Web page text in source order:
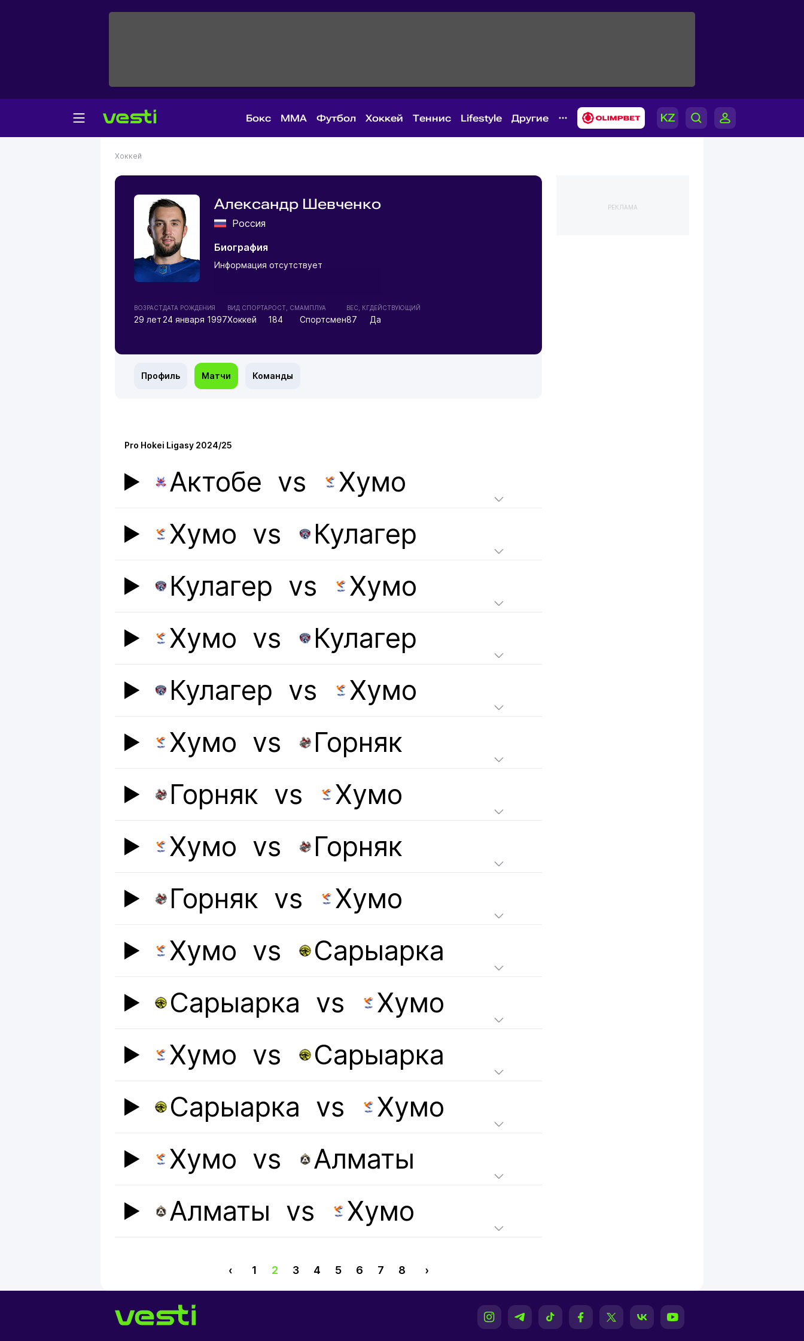
Бокс MMA Футбол Хоккей Теннис Lifestyle Другие
Хоккей
Александр Шевченко
Россия
Биография
Информация отсутствует
ВОЗРАСТ
29 лет
ДАТА РОЖДЕНИЯ
24 января 1997
ВИД СПОРТА
Хоккей
РОСТ, СМ
184
АМПЛУА
Спортсмен
ВЕС, КГ
87
ДЕЙСТВУЮЩИЙ
Да
Профиль Матчи Команды
Pro Hokei Ligasy 2024/25
Актобе vs
Хумо
Хумо vs
Кулагер
Кулагер vs
Хумо
Хумо vs
Кулагер
Кулагер vs
Хумо
Хумо vs
Горняк
Горняк vs
Хумо
Хумо vs
Горняк
Горняк vs
Хумо
Хумо vs
Сарыарка
Сарыарка vs
Хумо
Хумо vs
Сарыарка
Сарыарка vs
Хумо
Хумо vs
Алматы
Алматы vs Хумо
‹ 1 2 3 4 5 6 7 8 ›
РЕКЛАМА